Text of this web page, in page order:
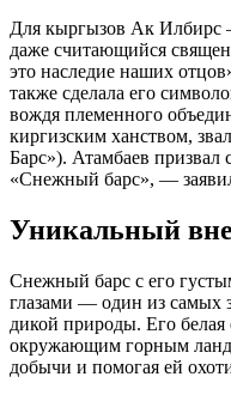
Для кыргызов Ак Илбирс
даже считающийся
это наследие наших
также сделала его
вождя племенного
киргизским ханством,
Барс»). Атамбаев призвал
«Снежный барс», —
Уникальный
Снежный барс с его
глазами — один из самых
дикой природы. Его белая
окружающим горным
добычи и помогая ей